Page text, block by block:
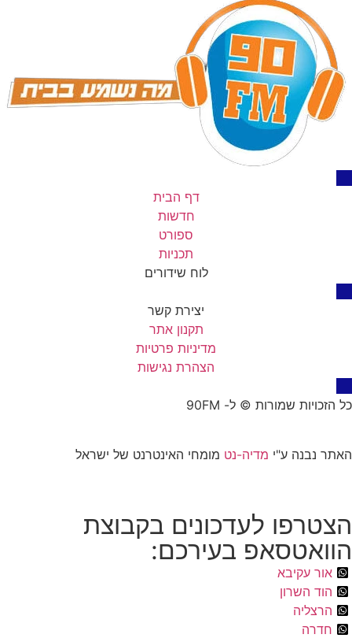
דף הבית
חדשות
ספורט
תכניות
לוח שידורים
יצירת קשר
תקנון אתר
מדיניות פרטיות
הצהרת נגישות
כל הזכויות שמורות © ל- 90FM
האתר נבנה ע"י מדיה-נט מומחי האינטרנט של ישראל
הצטרפו לעדכונים בקבוצת
הוואטסאפ בעירכם:
אור עקיבא
הוד השרון
הרצליה
חדרה